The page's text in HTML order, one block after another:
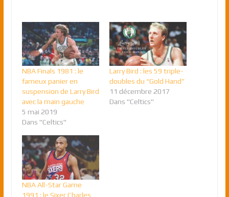
NBA Finals 1981 : le
fameux panier en
suspension de Larry Bird
avec la main gauche
5 mai 2019
Dans "Celtics"
Larry Bird : les 59 triple-
doubles du “Gold Hand”
11 décembre 2017
Dans "Celtics"
NBA All-Star Game
1991 : le Sixer Charles